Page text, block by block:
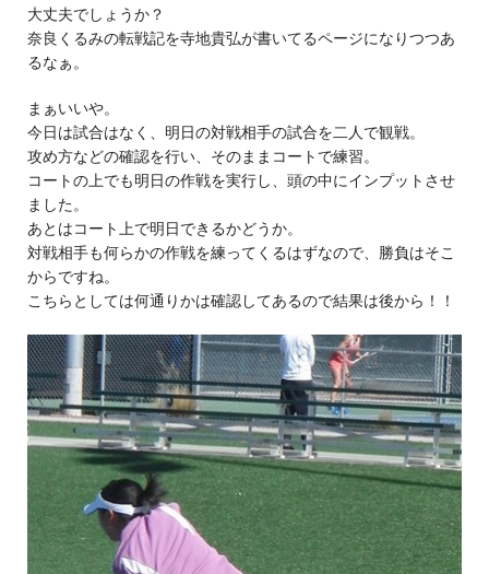
大丈夫でしょうか？
奈良くるみの転戦記を寺地貴弘が書いてるページになりつつあ
るなぁ。
まぁいいや。
今日は試合はなく、明日の対戦相手の試合を二人で観戦。
攻め方などの確認を行い、そのままコートで練習。
コートの上でも明日の作戦を実行し、頭の中にインプットさせ
ました。
あとはコート上で明日できるかどうか。
対戦相手も何らかの作戦を練ってくるはずなので、勝負はそこ
からですね。
こちらとしては何通りかは確認してあるので結果は後から！！